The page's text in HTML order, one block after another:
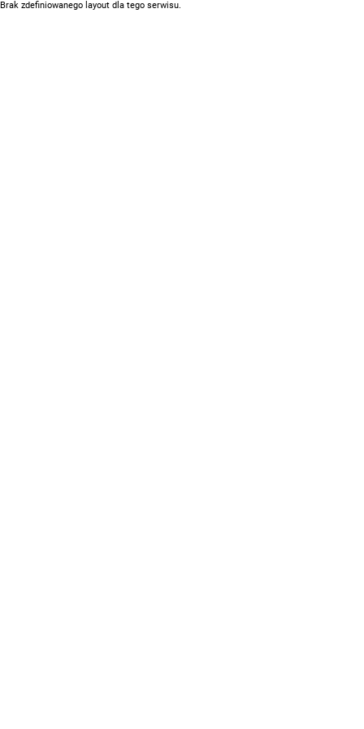
Brak zdefiniowanego layout dla tego serwisu.